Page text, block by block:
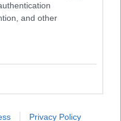
and other
Privacy Policy